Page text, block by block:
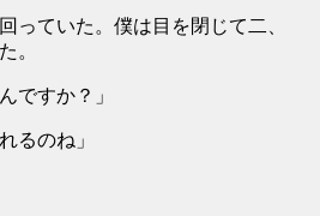
っていた。僕は目を閉じて二、
。
ですか？」
るのね」